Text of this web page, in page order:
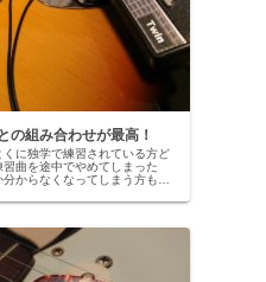
の組み合わせが最高！
に独学で練習されている方ど
曲を途中でやめてしまった
からなくなってしまう方もい